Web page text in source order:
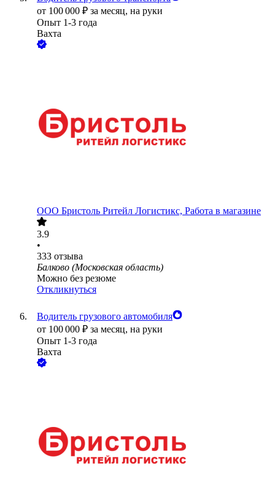
от 100 000 ₽ за месяц, на руки
Опыт 1-3 года
Вахта
ООО Бристоль Ритейл Логистикс, Работа в магазине
3.9
•
333 отзыва
Балково (Московская область)
Можно без резюме
Откликнуться
Водитель грузового автомобиля
от 100 000 ₽ за месяц, на руки
Опыт 1-3 года
Вахта